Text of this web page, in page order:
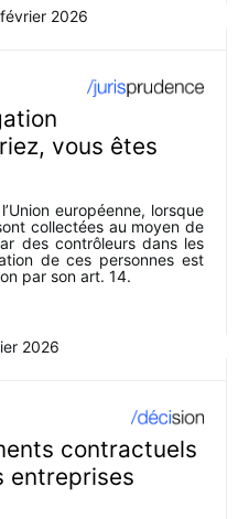
2026
vous êtes
européenne, lorsque
collectées au moyen de
des contrôleurs dans les
de ces personnes est
par son art. 14.
2026
contractuels
entreprises